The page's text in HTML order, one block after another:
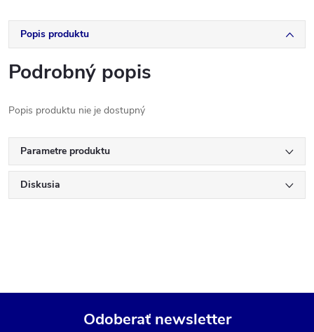
Popis produktu
Podrobný popis
Popis produktu nie je dostupný
Parametre produktu
Diskusia
Odoberať newsletter